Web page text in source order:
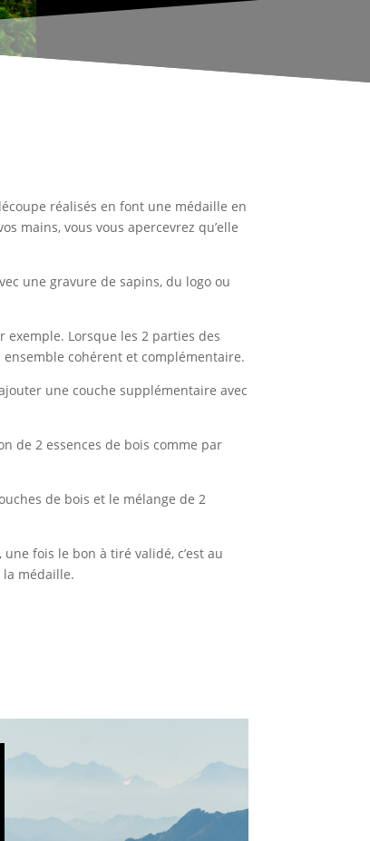
réalisés en font une médaille en
mains, vous vous apercevrez qu’elle
une gravure de sapins, du logo ou
Lorsque les 2 parties des
ensemble cohérent et complémentaire.
une couche supplémentaire avec
de 2 essences de bois comme par
de bois et le mélange de 2
fois le bon à tiré validé, c’est au
médaille.